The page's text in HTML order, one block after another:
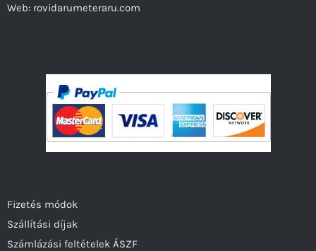
Web: rovidarumeteraru.com
Fizetés módok
Szállítási díjak
Számlázási feltételek ÁSZF